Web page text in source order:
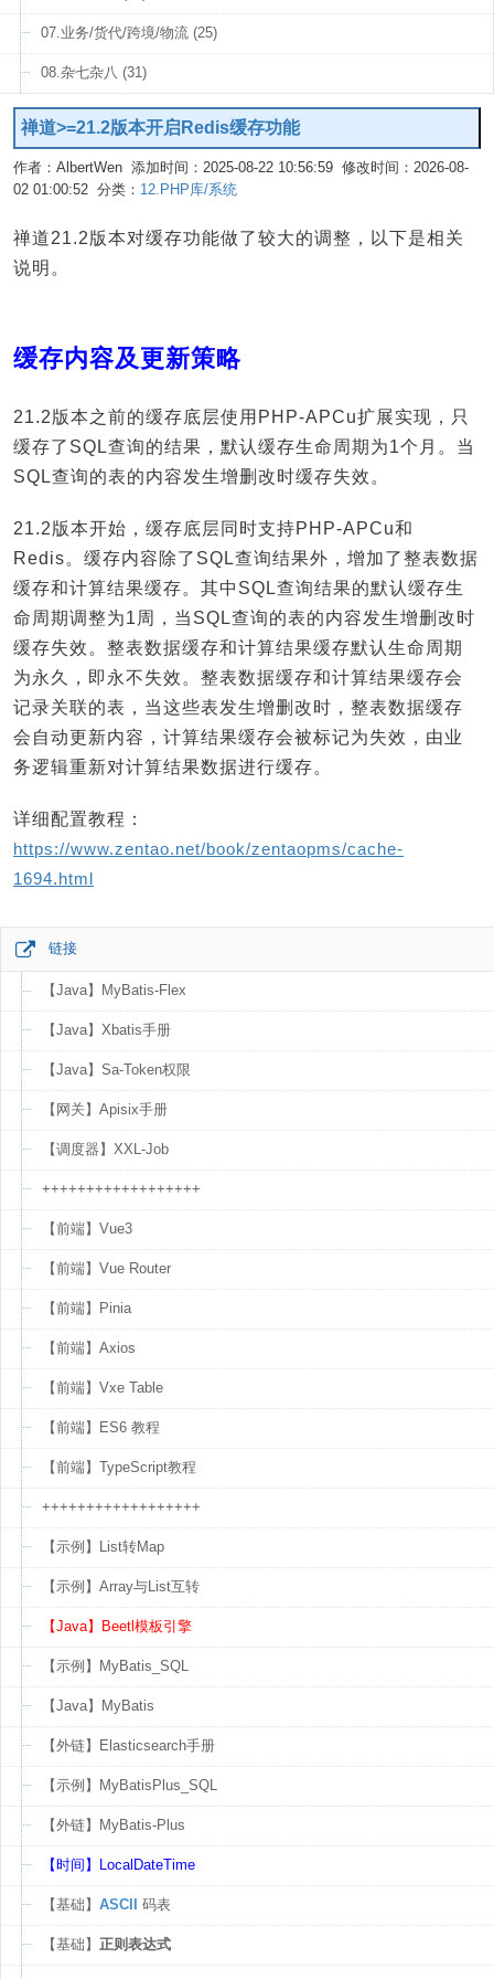
07.业务/货代/跨境/物流 (25)
08.杂七杂八 (31)
禅道>=21.2版本开启Redis缓存功能
作者：AlbertWen 添加时间：2025-08-22 10:56:59 修改时间：2026-08-
02 01:00:52 分类： 12.PHP库/系统
禅道21.2版本对缓存功能做了较大的调整，以下是相关
说明。
缓存内容及更新策略
21.2版本之前的缓存底层使用PHP-APCu扩展实现，只
缓存了SQL查询的结果，默认缓存生命周期为1个月。当
SQL查询的表的内容发生增删改时缓存失效。
21.2版本开始，缓存底层同时支持PHP-APCu和
Redis。缓存内容除了SQL查询结果外，增加了整表数据
缓存和计算结果缓存。其中SQL查询结果的默认缓存生
命周期调整为1周，当SQL查询的表的内容发生增删改时
缓存失效。整表数据缓存和计算结果缓存默认生命周期
为永久，即永不失效。整表数据缓存和计算结果缓存会
记录关联的表，当这些表发生增删改时，整表数据缓存
会自动更新内容，计算结果缓存会被标记为失效，由业
务逻辑重新对计算结果数据进行缓存。
详细配置教程：
https://www.zentao.net/book/zentaopms/cache-
1694.html
链接
【Java】MyBatis-Flex
【Java】Xbatis手册
【Java】Sa-Token权限
【网关】Apisix手册
【调度器】XXL-Job
++++++++++++++++++
【前端】Vue3
【前端】Vue Router
【前端】Pinia
【前端】Axios
【前端】Vxe Table
【前端】ES6 教程
【前端】TypeScript教程
++++++++++++++++++
【示例】List转Map
【示例】Array与List互转
【Java】Beetl模板引擎
【示例】MyBatis_SQL
【Java】MyBatis
【外链】Elasticsearch手册
【示例】MyBatisPlus_SQL
【外链】MyBatis-Plus
【时间】LocalDateTime
【基础】 ASCII 码表
【基础】 正则表达式